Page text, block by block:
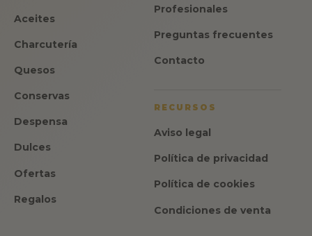
Aceites
Charcutería
Quesos
Conservas
Despensa
Dulces
Ofertas
Regalos
Profesionales
Preguntas frecuentes
Contacto
RECURSOS
Aviso legal
Política de privacidad
Política de cookies
Condiciones de venta